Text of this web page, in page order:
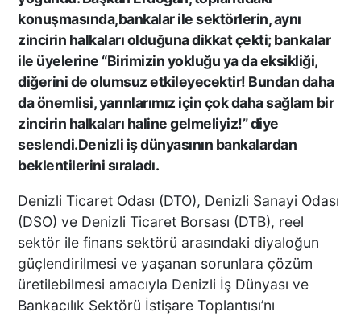
DENİZLİ’DEN TATİLE GİDEN
GRUBUN GÖZÜ ÖNÜNDE
TEKNE ÇALIŞANLARI
BİRBİRİNE GİRDİ!
AKAY’A ŞOK OPERASYON!
KARDEŞİYLE GÖZALTINA
ALINDI
DENİZLİ’DE ÇARPIŞMANIN
ŞİDDETİYLE SAVRULDU! 5
konuşmasında,bankalar ile sektörlerin, aynı
zincirin halkaları olduğuna dikkat çekti; bankalar
ile üyelerine “Birimizin yokluğu ya da eksikliği,
diğerini de olumsuz etkileyecektir! Bundan daha
da önemlisi, yarınlarımız için çok daha sağlam bir
zincirin halkaları haline gelmeliyiz!” diye
seslendi.Denizli iş dünyasının bankalardan
beklentilerini sıraladı.
Denizli Ticaret Odası (DTO), Denizli Sanayi Odası
(DSO) ve Denizli Ticaret Borsası (DTB), reel
sektör ile finans sektörü arasındaki diyaloğun
güçlendirilmesi ve yaşanan sorunlara çözüm
üretilebilmesi amacıyla Denizli İş Dünyası ve
Bankacılık Sektörü İstişare Toplantısı’nı